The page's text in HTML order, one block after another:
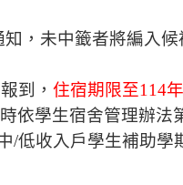
知，未中籤者將編入
到， 住宿期限至114年
依學生宿舍管理辦法
/低收入戶學生補助學